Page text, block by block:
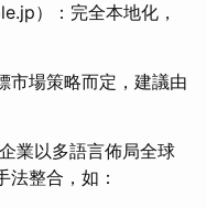
）：完全本地化，
市場策略而定，建議由
業以多語言佈局全球
法整合，如：